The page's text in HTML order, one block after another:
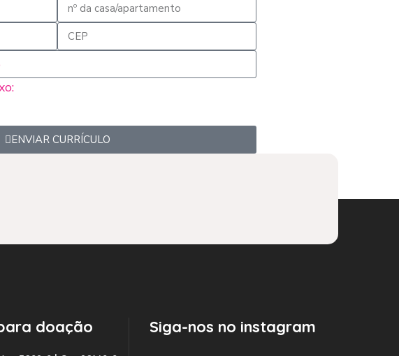
ENVIAR CURRÍCULO
doação Siga-nos no instagram